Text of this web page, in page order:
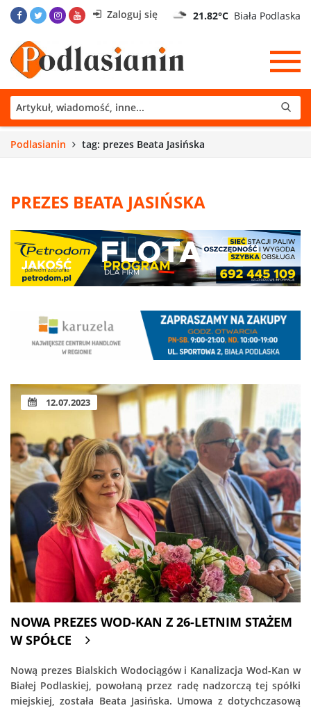
Zaloguj się 21.82°C Biała Podlaska
Podlasianin tag: prezes Beata Jasińska
PREZES BEATA JASIŃSKA
12.07.2023
NOWA PREZES WOD-KAN Z 26-LETNIM STAŻEM
W SPÓŁCE
Nową prezes Bialskich Wodociągów i Kanalizacja Wod-Kan w
Białej Podlaskiej, powołaną przez radę nadzorczą tej spółki
miejskiej, została Beata Jasińska. Umowa z dotychczasową